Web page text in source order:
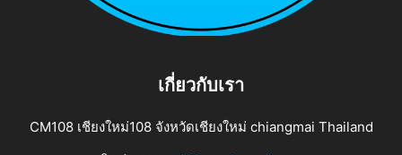
เกี่ยวกับเรา
CM108 เชียงใหม่108 จังหวัดเชียงใหม่ chiangmai Thailand